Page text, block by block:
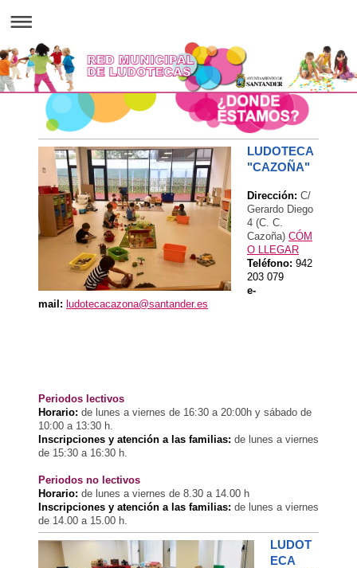
LUDOTECA
"CAZOÑA"
Dirección: C/
Gerardo Diego
4 (C. C.
Cazoña) CÓM
O LLEGAR
Teléfono: 942
203 079
e-
mail: ludotecacazona@santander.es
Periodos lectivos
Horario: de lunes a viernes de 16:30 a 20:00h y sábado de
10:00 a 13:30 h.
Inscripciones y atención a las familias: de lunes a viernes
de 15:30 a 16:30 h.
Periodos no lectivos
Horario: de lunes a viernes de 8.30 a 14.00 h
Inscripciones y atención a las familias: de lunes a viernes
de 14.00 a 15.00 h.
LUDOT
ECA